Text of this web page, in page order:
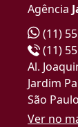
Agência
(11)
(11)
Al.
Jardim
São
Ver no